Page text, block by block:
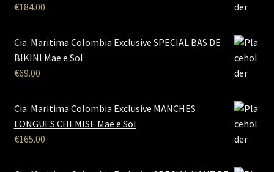
€184.00
Cia. Maritima Colombia Exclusive SPECIAL BAS DE
BIKINI Mae e Sol
€69.00
Cia. Maritima Colombia Exclusive MANCHES
LONGUES CHEMISE Mae e Sol
€165.00